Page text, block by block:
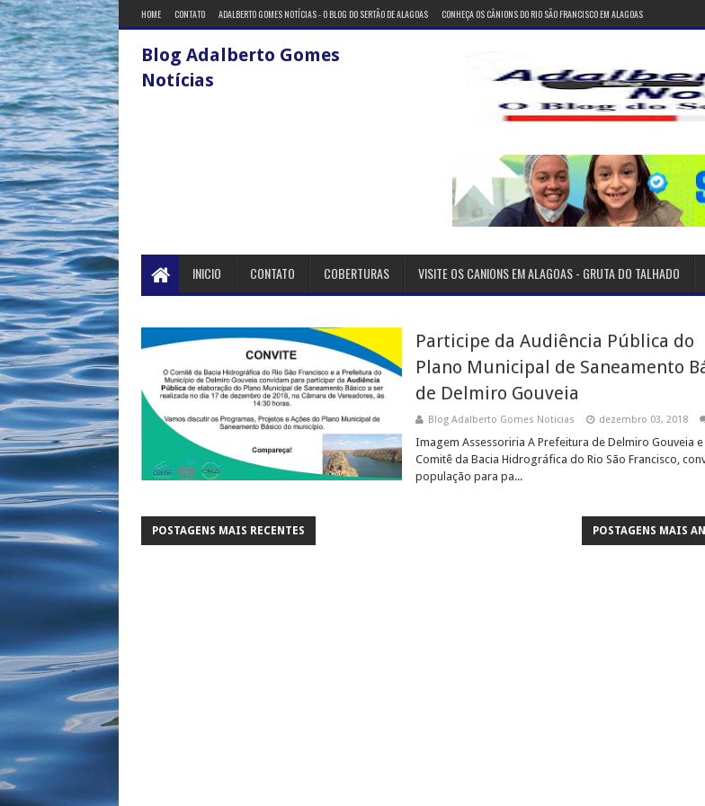
HOME CONTATO ADALBERTO GOMES NOTÍCIAS - O BLOG DO SERTÃO DE ALAGOAS CONHEÇA OS CÂNIONS DO RIO SÃO FRANCISCO EM ALAGOAS
Blog Adalberto Gomes
Notícias
INICIO CONTATO COBERTURAS VISITE OS CANIONS EM ALAGOAS - GRUTA DO TALHADO
Participe da Audiência Pública do
Plano Municipal de Saneamento
de Delmiro Gouveia
Blog Adalberto Gomes Noticias dezembro 03, 2018
Imagem Assessoriria A Prefeitura de Delmiro Gouveia e
Comitê da Bacia Hidrográfica do Rio São Francisco,
população para pa...
POSTAGENS MAIS RECENTES POSTAGENS MAIS